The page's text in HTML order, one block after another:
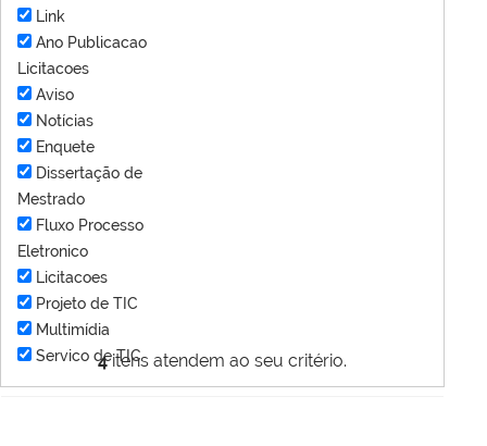
4itens atendem ao seu critério.
Link
Ano Publicacao
Licitacoes
Aviso
Notícias
Enquete
Dissertação de
Mestrado
Fluxo Processo
Eletronico
Licitacoes
Projeto de TIC
Multimídia
Servico de TIC